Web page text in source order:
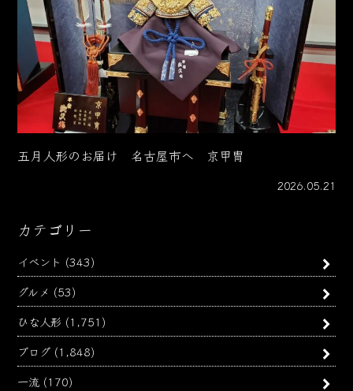
五月人形のお届け 名古屋市へ 京甲冑
2026.05.21
カテゴリー
イベント (343)
グルメ (53)
ひな人形 (1,751)
ブログ (1,848)
一流 (170)